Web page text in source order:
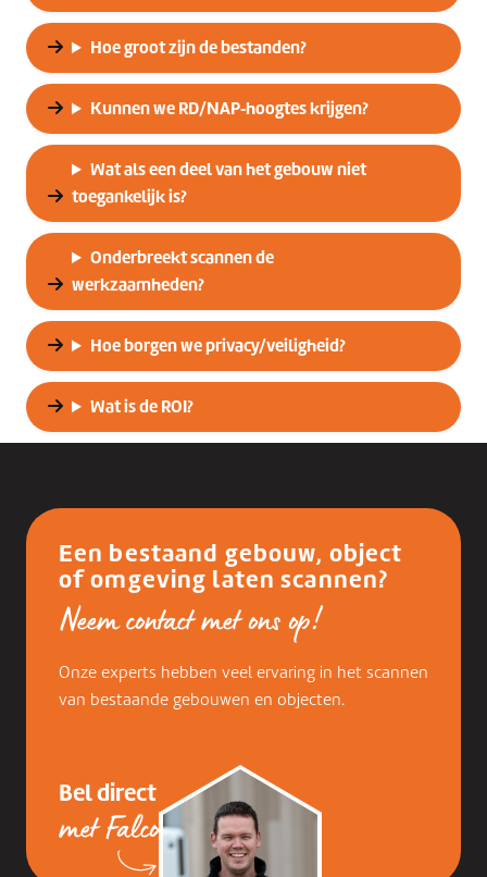
Hoe groot zijn de bestanden?
Kunnen we RD/NAP‑hoogtes krijgen?
Wat als een deel van het gebouw niet
toegankelijk is?
Onderbreekt scannen de
werkzaamheden?
Hoe borgen we privacy/veiligheid?
Wat is de ROI?
Een bestaand gebouw, object
of omgeving laten scannen?
Neem contact met ons op!
Onze experts hebben veel ervaring in het scannen
van bestaande gebouwen en objecten.
Bel direct
met Falco